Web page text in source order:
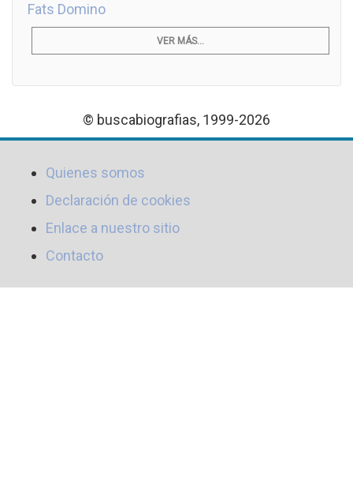
Fats Domino
VER MÁS...
© buscabiografias, 1999-2026
Quienes somos
Declaración de cookies
Enlace a nuestro sitio
Contacto